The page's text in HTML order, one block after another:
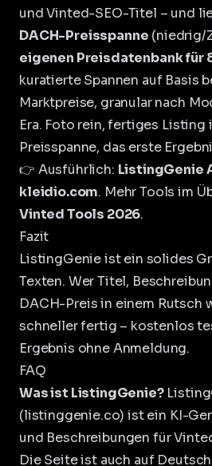
und Vinted-SEO-Titel – und
DACH-Preisspanne (niedrig/
eigenen Preisdatenbank für
kuratierte Spannen auf Basis
Marktpreise, granular nach
Era. Foto rein, fertiges Listing
Preisspanne, das erste
👉 Ausführlich: ListingGenie
kleidio.com. Mehr Tools im
Vinted Tools 2026.
Fazit
ListingGenie ist ein solides
Texten. Wer Titel,
DACH-Preis in einem Rutsch
schneller fertig – kostenlos
Ergebnis ohne Anmeldung.
FAQ
Was ist ListingGenie?
(listinggenie.co) ist ein KI-
und Beschreibungen für
Die Seite ist auch auf